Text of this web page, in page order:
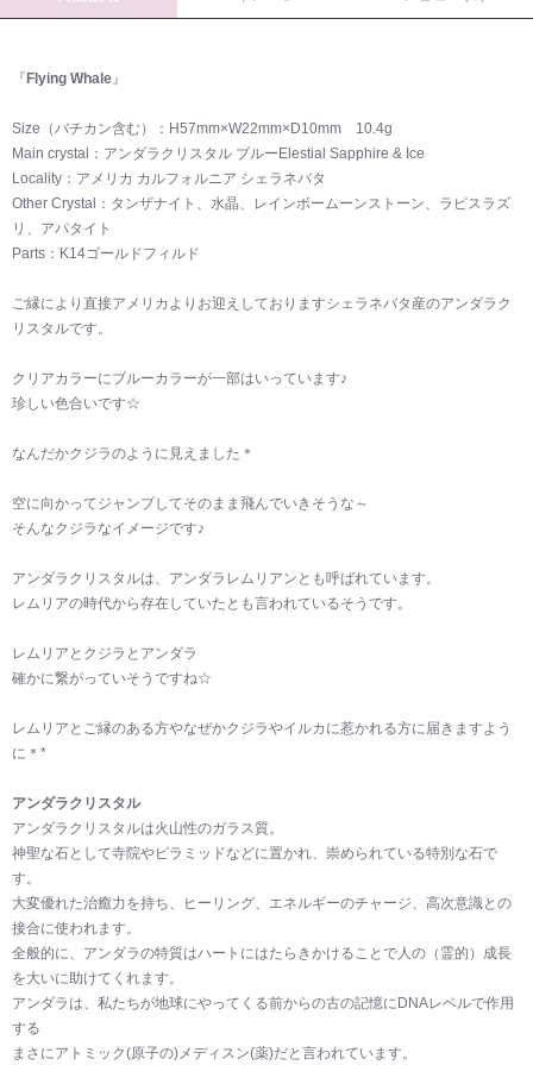
『Flying Whale 』
Size（バチカン含む）：H57mm×W22mm×D10mm 10.4g
Main crystal：アンダラクリスタル ブルーElestial Sapphire & Ice
Locality：アメリカ カルフォルニア シェラネバタ
Other Crystal：タンザナイト、水晶、レインボームーンストーン、ラピスラズ
リ、アパタイト
Parts：K14ゴールドフィルド
ご縁により直接アメリカよりお迎えしておりますシェラネバタ産のアンダラク
リスタルです。
クリアカラーにブルーカラーが一部はいっています♪
珍しい色合いです☆
なんだかクジラのように見えました＊
空に向かってジャンプしてそのまま飛んでいきそうな～
そんなクジラなイメージです♪
アンダラクリスタルは、アンダラレムリアンとも呼ばれています。
レムリアの時代から存在していたとも言われているそうです。
レムリアとクジラとアンダラ
確かに繋がっていそうですね☆
レムリアとご縁のある方やなぜかクジラやイルカに惹かれる方に届きますよう
に＊*
アンダラクリスタル
アンダラクリスタルは火山性のガラス質。
神聖な石として寺院やピラミッドなどに置かれ、崇められている特別な石で
す。
大変優れた治癒力を持ち、ヒーリング、エネルギーのチャージ、高次意識との
接合に使われます。
全般的に、アンダラの特質はハートにはたらきかけることで人の（霊的）成長
を大いに助けてくれます。
アンダラは、私たちが地球にやってくる前からの古の記憶にDNAレベルで作用
する
まさにアトミック(原子の)メディスン(薬)だと言われています。